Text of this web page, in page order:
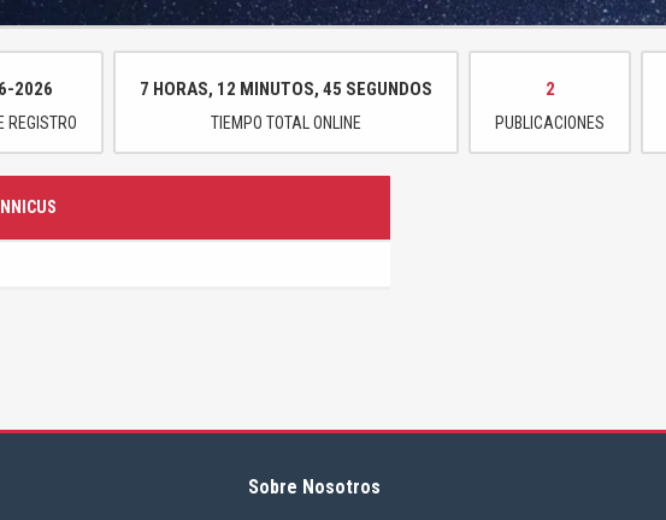
2026
REGISTRO
7 HORAS, 12 MINUTOS, 45 SEGUNDOS
TIEMPO TOTAL ONLINE
2
PUBLICACIONES
Sobre Nosotros